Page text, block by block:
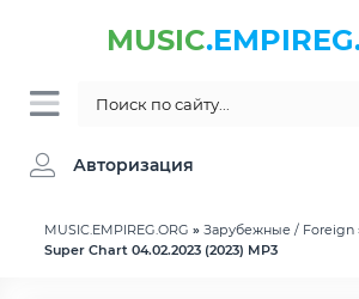
MUSIC
Авторизация
MUSIC.EMPIREG.ORG » Зарубежные / Foreign
Super Chart 04.02.2023 (2023) MP3